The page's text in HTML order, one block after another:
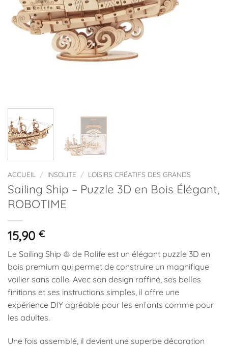
ACCUEIL / INSOLITE / LOISIRS CRÉATIFS DES GRANDS
Sailing Ship – Puzzle 3D en Bois Élégant,
ROBOTIME
15,90 €
Le Sailing Ship ⛵ de Rolife est un élégant puzzle 3D en
bois premium qui permet de construire un magnifique
voilier sans colle. Avec son design raffiné, ses belles
finitions et ses instructions simples, il offre une
expérience DIY agréable pour les enfants comme pour
les adultes.
Une fois assemblé, il devient une superbe décoration